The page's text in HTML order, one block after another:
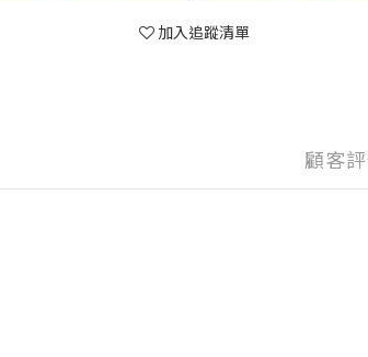
加入追蹤清單
顧客